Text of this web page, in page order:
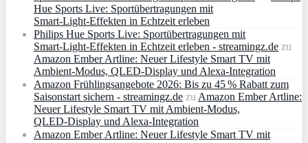
Hue Sports Live: Sportübertragungen mit
Smart‑Light‑Effekten in Echtzeit erleben
Philips Hue Sports Live: Sportübertragungen mit
Smart‑Light‑Effekten in Echtzeit erleben - streamingz.de zu
Amazon Ember Artline: Neuer Lifestyle Smart TV mit
Ambient‑Modus, QLED‑Display und Alexa‑Integration
Amazon Frühlingsangebote 2026: Bis zu 45 % Rabatt zum
Saisonstart sichern - streamingz.de zu Amazon Ember Artline:
Neuer Lifestyle Smart TV mit Ambient‑Modus,
QLED‑Display und Alexa‑Integration
Amazon Ember Artline: Neuer Lifestyle Smart TV mit